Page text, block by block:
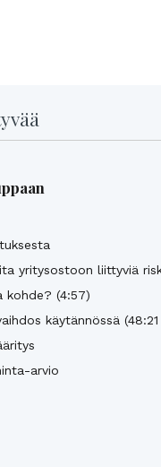
yritysostoon liittyviä
kohde? (4:57)
käytännössä
arvio